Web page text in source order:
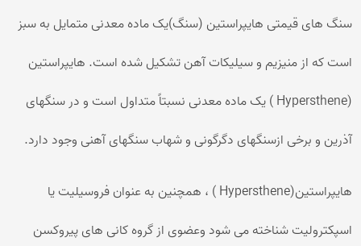
سنگ های قیمتی هایپراستین (سنگ)یک ماده معدنی متمایل به سبز
است که از منیزیم و سیلیکات آهن تشکیل شده است. هایپراستین
(Hypersthene ) یک ماده معدنی نسبتاً متداول است و در سنگهای
آذرین و برخی ازسنگهای دگرگونی و شهاب سنگهای آهنی وجود دارد.
هایپراستین(Hypersthene ) ، همچنین به عنوان فروسیلیت یا
اسپکترولیت شناخته می شود وعضوی از گروه کانی های پیروکسن